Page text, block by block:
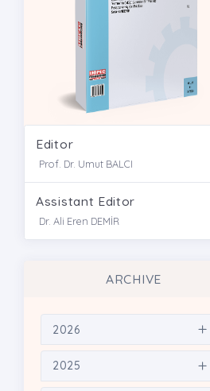
Editor
Prof. Dr. Umut BALCI
Assistant Editor
Dr. Ali Eren DEMİR
ARCHIVE
2026
2025